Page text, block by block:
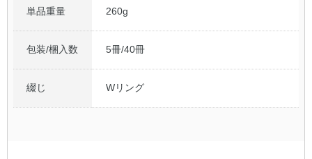
単品重量 260g
包装/梱入数 5冊/40冊
綴じ Wリング